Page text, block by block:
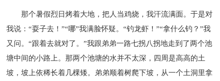
那个暑假烈日烤着大地，把人当鸡烧，我汗流满面。于是对
我说：“耍子去！”“哪”我满脸怀疑。“钓龙虾！”“拿什么钓？”我
又问。“跟着去就对了。”我跟弟弟一路七拐八拐地走到了两个池
塘中间的小路上。那两个池塘的水并不太深，四周是高高的土
坡，坡上依稀长着几棵矮。弟弟顺着树爬下坡，从一个土洞里拿